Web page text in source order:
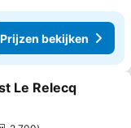
Prijzen bekijken
aan favorieten
Le Relecq